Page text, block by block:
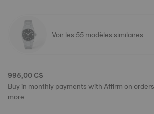
Voir les 55 modèles similaires
995,00 C$
Buy in monthly payments with Affirm on
more